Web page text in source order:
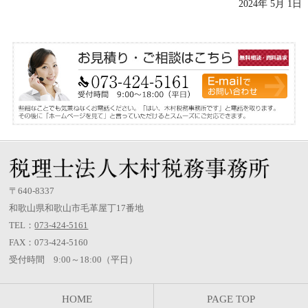
2024年 5月 1日
〒640-8337
和歌山県和歌山市毛革屋丁17番地
TEL：073-424-5161
FAX：073-424-5160
受付時間 9:00～18:00（平日）
HOME PAGE TOP